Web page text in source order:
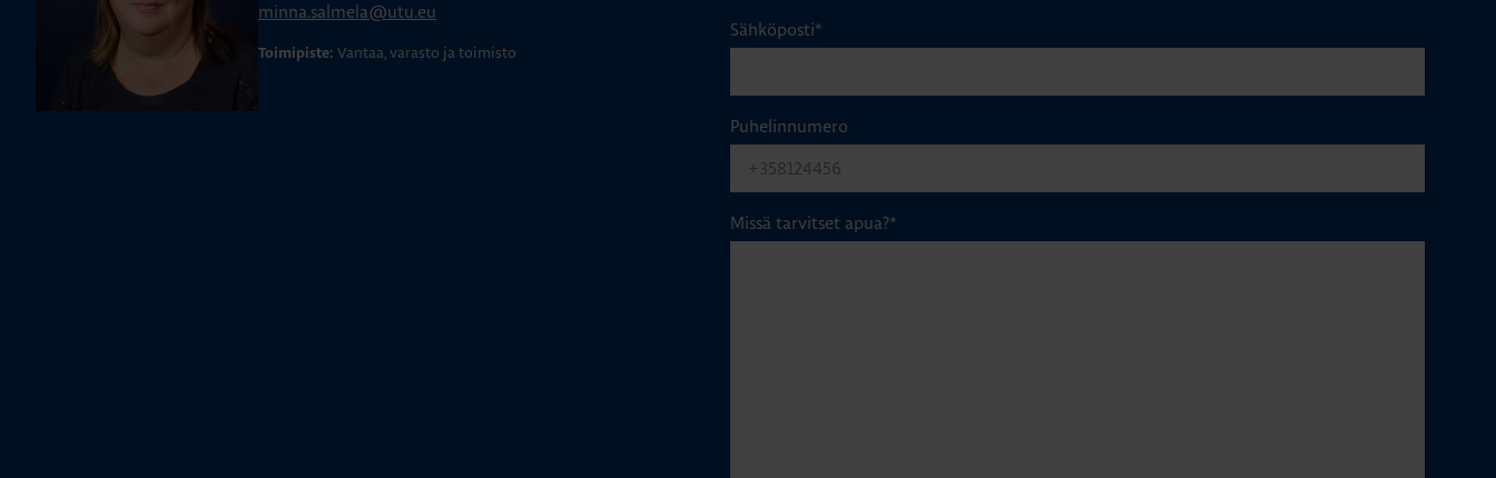
minna.salmela@utu.eu
Toimipiste: Vantaa, varasto ja toimisto
Sähköposti*
Puhelinnumero
Missä tarvitset apua?*